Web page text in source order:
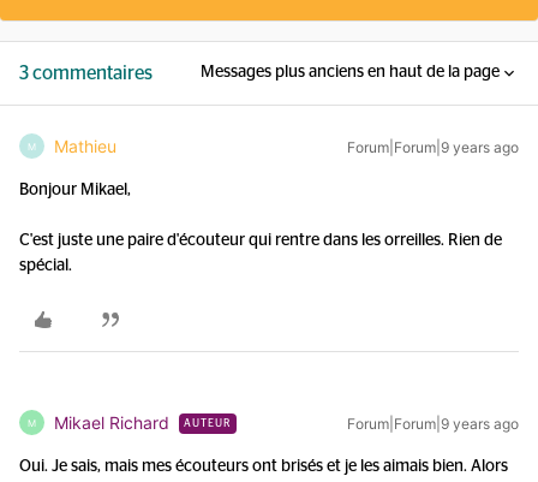
3 commentaires Messages plus anciens en haut de la page
M Mathieu Forum|Forum|9 years ago
Bonjour Mikael,
C'est juste une paire d'écouteur qui rentre dans les orreilles. Rien de
spécial.
M Mikael Richard AUTEUR Forum|Forum|9 years ago
Oui. Je sais, mais mes écouteurs ont brisés et je les aimais bien. Alors